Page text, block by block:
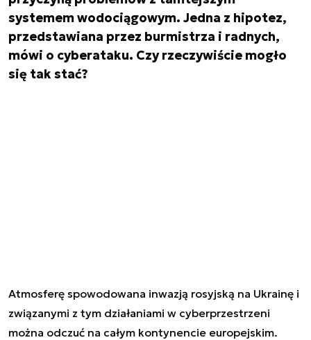
systemem wodociągowym. Jedna z hipotez,
przedstawiana przez burmistrza i radnych,
mówi o cyberataku. Czy rzeczywiście mogło
się tak stać?
Atmosferę spowodowana inwazją rosyjską na Ukrainę i
związanymi z tym działaniami w cyberprzestrzeni
można odczuć na całym kontynencie europejskim.